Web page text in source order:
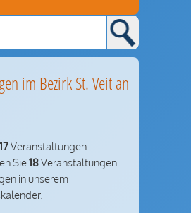
im Bezirk St. Veit an
17Veranstaltungen.
Sie18Veranstaltungen
in unserem